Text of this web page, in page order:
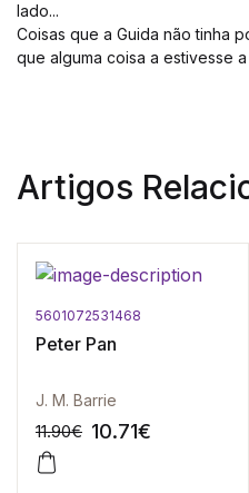
lado...
Coisas que a Guida não tinha
que alguma coisa a estivesse a
Artigos
5601072531468
Peter Pan
J. M. Barrie
11.90€ 10.71€